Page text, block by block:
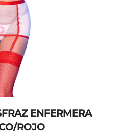
ENFERMERA
ROJO